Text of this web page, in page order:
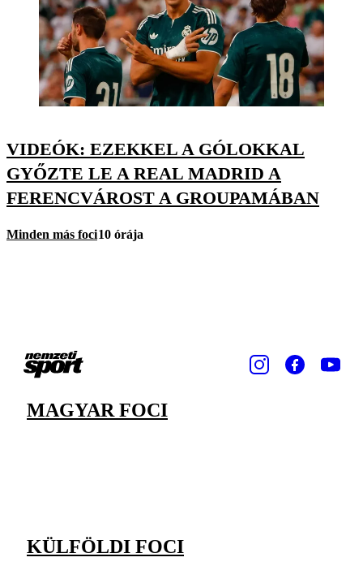
VIDEÓK: EZEKKEL A GÓLOKKAL
GYŐZTE LE A REAL MADRID A
FERENCVÁROST A GROUPAMÁBAN
Minden más foci10 órája
MAGYAR FOCI
KÜLFÖLDI FOCI